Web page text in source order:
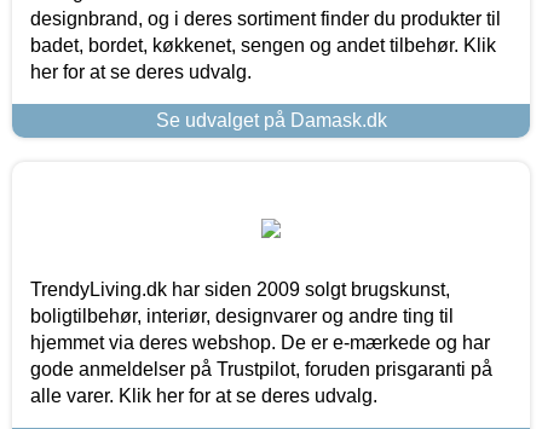
designbrand, og i deres sortiment finder du produkter til
badet, bordet, køkkenet, sengen og andet tilbehør. Klik
her for at se deres udvalg.
Se udvalget på Damask.dk
TrendyLiving.dk har siden 2009 solgt brugskunst,
boligtilbehør, interiør, designvarer og andre ting til
hjemmet via deres webshop. De er e-mærkede og har
gode anmeldelser på Trustpilot, foruden prisgaranti på
alle varer. Klik her for at se deres udvalg.